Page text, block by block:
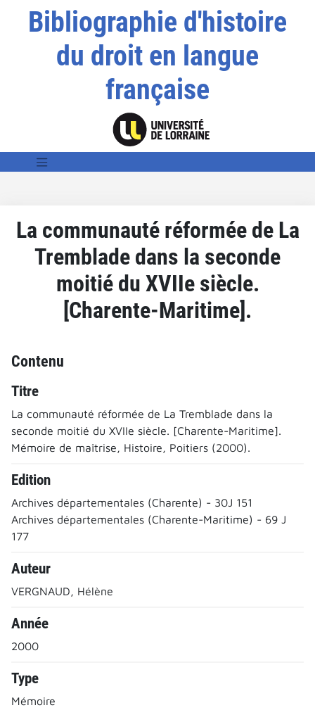
Bibliographie d'histoire
du droit en langue
française
La communauté réformée de La
Tremblade dans la seconde
moitié du XVIIe siècle.
[Charente-Maritime].
Contenu
Titre
La communauté réformée de La Tremblade dans la
seconde moitié du XVIIe siècle. [Charente-Maritime].
Mémoire de maîtrise, Histoire, Poitiers (2000).
Edition
Archives départementales (Charente) - 30J 151
Archives départementales (Charente-Maritime) - 69 J
177
Auteur
VERGNAUD, Hélène
Année
2000
Type
Mémoire